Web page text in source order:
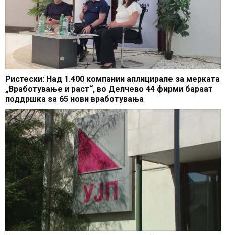
Ристески: Над 1.400 компании аплицирале за мерката
„Вработување и раст“, во Делчево 44 фирми бараат
поддршка за 65 нови вработувања